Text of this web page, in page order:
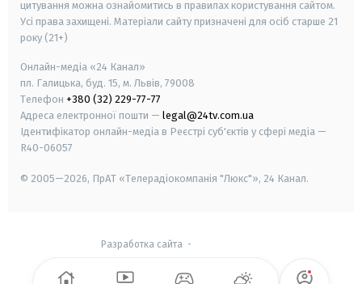
цитування можна ознайомитись в правилах користування сайтом.
Усі права захищені. Матеріали сайту призначені для осіб старше 21
року (21+)
Онлайн-медіа «24 Канал»
пл. Галицька, буд. 15, м. Львів, 79008
Телефон +380 (32) 229-77-77
Адреса електронної пошти — legal@24tv.com.ua
Ідентифікатор онлайн-медіа в Реєстрі суб'єктів у сфері медіа —
R40-06057
© 2005—2026, ПрАТ «Телерадіокомпанія "Люкс"», 24 Канал.
Разработка сайта -